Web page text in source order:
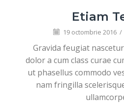
Etiam
19 octombrie 2016 /
Gravida feugiat
dolor a cum class curae
ut phasellus commodo
nam fringilla